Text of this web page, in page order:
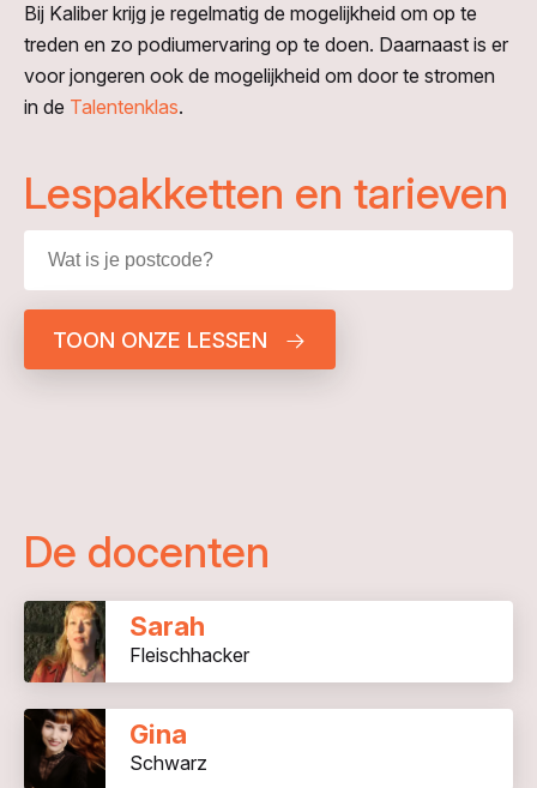
Bij Kaliber krijg je regelmatig de mogelijkheid om op te
treden en zo podiumervaring op te doen. Daarnaast is er
voor jongeren ook de mogelijkheid om door te stromen
in de Talentenklas.
Lespakketten en tarieven
TOON ONZE LESSEN
De docenten
Sarah
Fleischhacker
Gina
Schwarz